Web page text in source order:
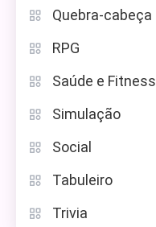
Quebra-cabeça
RPG
Saúde e Fitness
Simulação
Social
Tabuleiro
Trivia